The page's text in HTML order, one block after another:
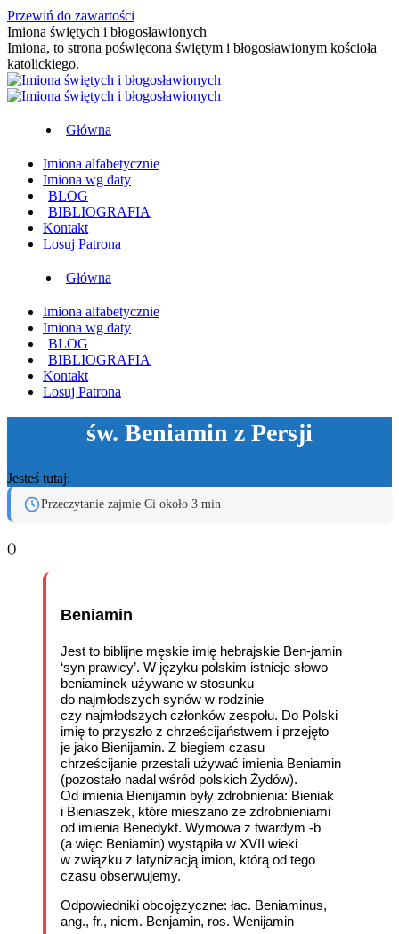
Przewiń do zawartości
Imiona świętych i błogosławionych
Imiona, to strona poświęcona świętym i błogosławionym kościoła
katolickiego.
Główna
Imiona alfabetycznie
Imiona wg daty
BLOG
BIBLIOGRAFIA
Kontakt
Losuj Patrona
Główna
Imiona alfabetycznie
Imiona wg daty
BLOG
BIBLIOGRAFIA
Kontakt
Losuj Patrona
św. Beniamin z Persji
Jesteś tutaj:
Przeczytanie zajmie Ci około 3 min
()
Beniamin
Jest to biblijne męskie imię hebrajskie Ben-jamin
‘syn prawicy’. W języku polskim istnieje słowo
beniaminek używane w stosunku
do najmłodszych synów w rodzinie
czy najmłodszych członków zespołu. Do Polski
imię to przyszło z chrześcijaństwem i przejęto
je jako Bienijamin. Z biegiem czasu
chrześcijanie przestali używać imienia Beniamin
(pozostało nadal wśród polskich Żydów).
Od imienia Bienijamin były zdrobnienia: Bieniak
i Bieniaszek, które mieszano ze zdrobnieniami
od imienia Benedykt. Wymowa z twardym -b
(a więc Beniamin) wystąpiła w XVII wieki
w związku z latynizacją imion, którą od tego
czasu obserwujemy.
Odpowiedniki obcojęzyczne: łac. Beniaminus,
ang., fr., niem. Benjamin, ros. Wenijamin